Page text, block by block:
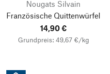
Nougats Silvain
Französische Quittenwürfel
14,90 €
Grundpreis: 49,67 €/kg